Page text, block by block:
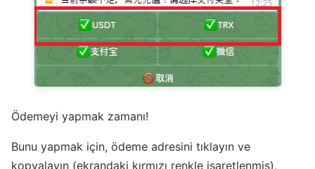
Ödemeyi yapmak zamanı!
Bunu yapmak için, ödeme adresini tıklayın ve
kopyalayın (ekrandaki kırmızı renkle işaretlenmiş),